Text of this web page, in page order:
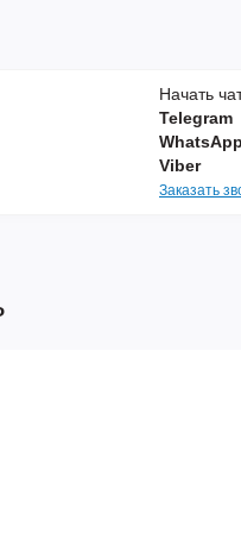
Начать
Telegram
WhatsApp
Viber
Заказать